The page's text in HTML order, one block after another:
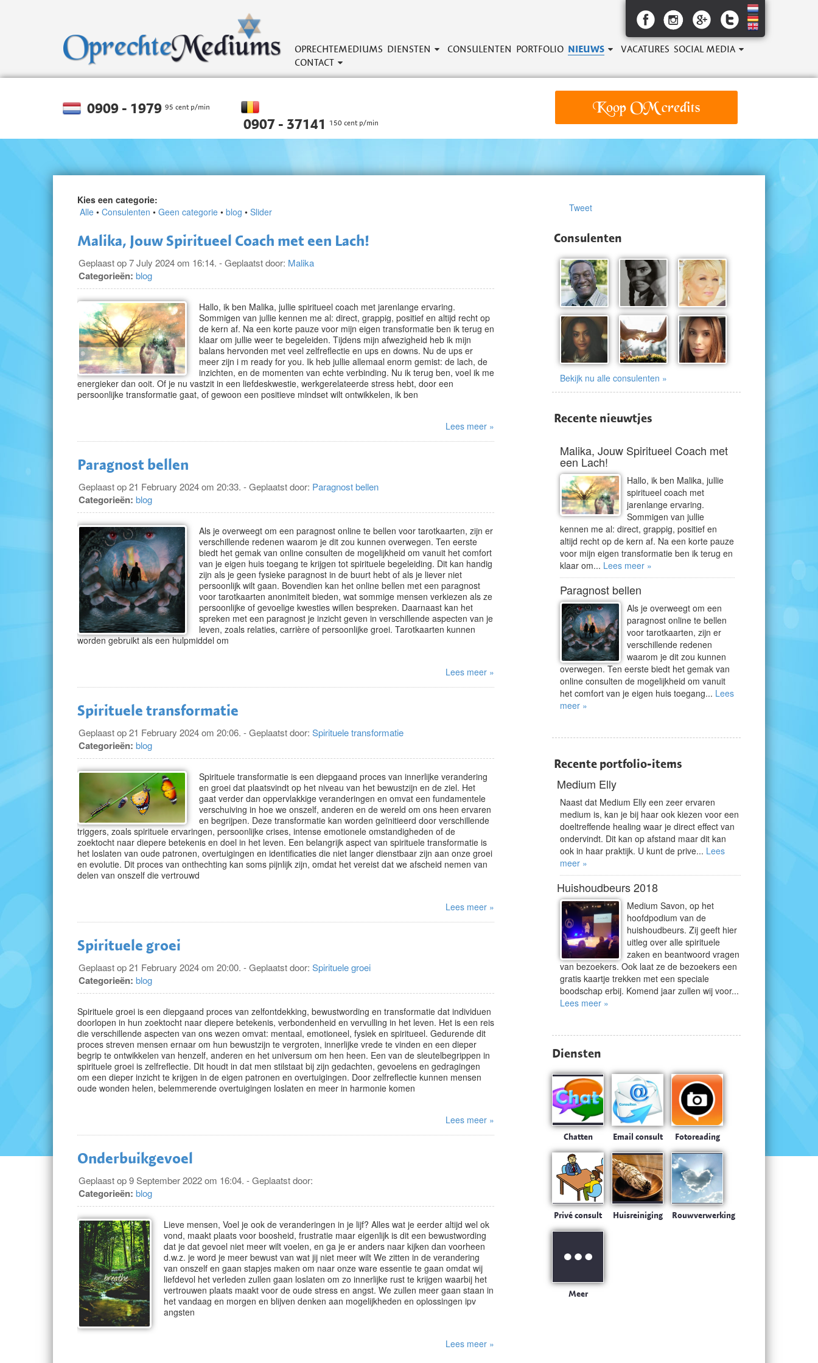
OPRECHTEMEDIUMS DIENSTEN CONSULENTEN PORTFOLIO NIEUWS VACATURES SOCIAL MEDIA
CONTACT
0909 - 1979 95 cent p/min
0907 - 37141 150 cent p/min
Koop OM credits
Kies een categorie:
Alle • Consulenten • Geen categorie • blog • Slider
Malika, Jouw Spiritueel Coach met een Lach!
Geplaast op 7 July 2024 om 16:14. - Geplaatst door: Malika
Categorieën: blog
Hallo, ik ben Malika, jullie spiritueel coach met jarenlange ervaring.
Sommigen van jullie kennen me al: direct, grappig, positief en altijd recht op
de kern af. Na een korte pauze voor mijn eigen transformatie ben ik terug en
klaar om jullie weer te begeleiden. Tijdens mijn afwezigheid heb ik mijn
balans hervonden met veel zelfreflectie en ups en downs. Nu de ups er
meer zijn i m ready for you. Ik heb jullie allemaal enorm gemist: de lach, de
inzichten, en de momenten van echte verbinding. Nu ik terug ben, voel ik me
energieker dan ooit. Of je nu vastzit in een liefdeskwestie, werkgerelateerde stress hebt, door een
persoonlijke transformatie gaat, of gewoon een positieve mindset wilt ontwikkelen, ik ben
Lees meer »
Paragnost bellen
Geplaast op 21 February 2024 om 20:33. - Geplaatst door: Paragnost bellen
Categorieën: blog
Als je overweegt om een paragnost online te bellen voor tarotkaarten, zijn er
verschillende redenen waarom je dit zou kunnen overwegen. Ten eerste
biedt het gemak van online consulten de mogelijkheid om vanuit het comfort
van je eigen huis toegang te krijgen tot spirituele begeleiding. Dit kan handig
zijn als je geen fysieke paragnost in de buurt hebt of als je liever niet
persoonlijk wilt gaan. Bovendien kan het online bellen met een paragnost
voor tarotkaarten anonimiteit bieden, wat sommige mensen verkiezen als ze
persoonlijke of gevoelige kwesties willen bespreken. Daarnaast kan het
spreken met een paragnost je inzicht geven in verschillende aspecten van je
leven, zoals relaties, carrière of persoonlijke groei. Tarotkaarten kunnen
worden gebruikt als een hulpmiddel om
Lees meer »
Spirituele transformatie
Geplaast op 21 February 2024 om 20:06. - Geplaatst door: Spirituele transformatie
Categorieën: blog
Spirituele transformatie is een diepgaand proces van innerlijke verandering
en groei dat plaatsvindt op het niveau van het bewustzijn en de ziel. Het
gaat verder dan oppervlakkige veranderingen en omvat een fundamentele
verschuiving in hoe we onszelf, anderen en de wereld om ons heen ervaren
en begrijpen. Deze transformatie kan worden geïnitieerd door verschillende
triggers, zoals spirituele ervaringen, persoonlijke crises, intense emotionele omstandigheden of de
zoektocht naar diepere betekenis en doel in het leven. Een belangrijk aspect van spirituele transformatie is
het loslaten van oude patronen, overtuigingen en identificaties die niet langer dienstbaar zijn aan onze groei
en evolutie. Dit proces van onthechting kan soms pijnlijk zijn, omdat het vereist dat we afscheid nemen van
delen van onszelf die vertrouwd
Lees meer »
Spirituele groei
Geplaast op 21 February 2024 om 20:00. - Geplaatst door: Spirituele groei
Categorieën: blog
Spirituele groei is een diepgaand proces van zelfontdekking, bewustwording en transformatie dat individuen
doorlopen in hun zoektocht naar diepere betekenis, verbondenheid en vervulling in het leven. Het is een reis
die verschillende aspecten van ons wezen omvat: mentaal, emotioneel, fysiek en spiritueel. Gedurende dit
proces streven mensen ernaar om hun bewustzijn te vergroten, innerlijke vrede te vinden en een dieper
begrip te ontwikkelen van henzelf, anderen en het universum om hen heen. Een van de sleutelbegrippen in
spirituele groei is zelfreflectie. Dit houdt in dat men stilstaat bij zijn gedachten, gevoelens en gedragingen
om een dieper inzicht te krijgen in de eigen patronen en overtuigingen. Door zelfreflectie kunnen mensen
oude wonden helen, belemmerende overtuigingen loslaten en meer in harmonie komen
Lees meer »
Onderbuikgevoel
Geplaast op 9 September 2022 om 16:04. - Geplaatst door:
Categorieën: blog
Lieve mensen, Voel je ook de veranderingen in je lijf? Alles wat je eerder altijd wel ok
vond, maakt plaats voor boosheid, frustratie maar eigenlijk is dit een bewustwording
dat je dat gevoel niet meer wilt voelen, en ga je er anders naar kijken dan voorheen
d.w.z. je word je meer bewust van wat jij niet meer wilt We zitten in de verandering
van onszelf en gaan stapjes maken om naar onze ware essentie te gaan omdat wij
liefdevol het verleden zullen gaan loslaten om zo innerlijke rust te krijgen waarbij het
vertrouwen plaats maakt voor de oude stress en angst. We zullen meer gaan staan in
het vandaag en morgen en blijven denken aan mogelijkheden en oplossingen ipv
angsten
Lees meer »
Tweet
Consulenten
Bekijk nu alle consulenten »
Recente nieuwtjes
Malika, Jouw Spiritueel Coach met
een Lach!
Hallo, ik ben Malika, jullie
spiritueel coach met
jarenlange ervaring.
Sommigen van jullie
kennen me al: direct, grappig, positief en
altijd recht op de kern af. Na een korte pauze
voor mijn eigen transformatie ben ik terug en
klaar om... Lees meer »
Paragnost bellen
Als je overweegt om een
paragnost online te bellen
voor tarotkaarten, zijn er
verschillende redenen
waarom je dit zou kunnen
overwegen. Ten eerste biedt het gemak van
online consulten de mogelijkheid om vanuit
het comfort van je eigen huis toegang... Lees
meer »
Recente portfolio-items
Medium Elly
Naast dat Medium Elly een zeer ervaren
medium is, kan je bij haar ook kiezen voor een
doeltreffende healing waar je direct effect van
ondervindt. Dit kan op afstand maar dit kan
ook in haar praktijk. U kunt de prive... Lees
meer »
Huishoudbeurs 2018
Medium Savon, op het
hoofdpodium van de
huishoudbeurs. Zij geeft hier
uitleg over alle spirituele
zaken en beantwoord vragen
van bezoekers. Ook laat ze de bezoekers een
gratis kaartje trekken met een speciale
boodschap erbij. Komend jaar zullen wij voor...
Lees meer »
Diensten
Chatten Email consult Fotoreading
Privé consult Huisreiniging Rouwverwerking
Meer